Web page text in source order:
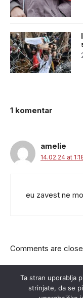
1 komentar
amelie
14.02.24 at
eu zavest ne
Comments are
Ta stran uporablja
strinjate, da se